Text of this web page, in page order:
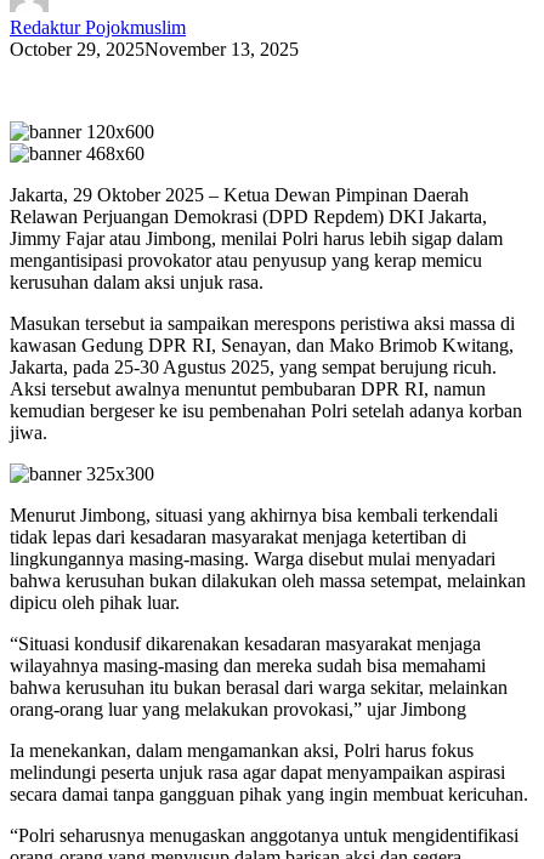
Redaktur Pojokmuslim
October 29, 2025November 13, 2025
Jakarta, 29 Oktober 2025 – Ketua Dewan Pimpinan Daerah
Relawan Perjuangan Demokrasi (DPD Repdem) DKI Jakarta,
Jimmy Fajar atau Jimbong, menilai Polri harus lebih sigap dalam
mengantisipasi provokator atau penyusup yang kerap memicu
kerusuhan dalam aksi unjuk rasa.
Masukan tersebut ia sampaikan merespons peristiwa aksi massa di
kawasan Gedung DPR RI, Senayan, dan Mako Brimob Kwitang,
Jakarta, pada 25-30 Agustus 2025, yang sempat berujung ricuh.
Aksi tersebut awalnya menuntut pembubaran DPR RI, namun
kemudian bergeser ke isu pembenahan Polri setelah adanya korban
jiwa.
Menurut Jimbong, situasi yang akhirnya bisa kembali terkendali
tidak lepas dari kesadaran masyarakat menjaga ketertiban di
lingkungannya masing-masing. Warga disebut mulai menyadari
bahwa kerusuhan bukan dilakukan oleh massa setempat, melainkan
dipicu oleh pihak luar.
“Situasi kondusif dikarenakan kesadaran masyarakat menjaga
wilayahnya masing-masing dan mereka sudah bisa memahami
bahwa kerusuhan itu bukan berasal dari warga sekitar, melainkan
orang-orang luar yang melakukan provokasi,” ujar Jimbong
Ia menekankan, dalam mengamankan aksi, Polri harus fokus
melindungi peserta unjuk rasa agar dapat menyampaikan aspirasi
secara damai tanpa gangguan pihak yang ingin membuat kericuhan.
“Polri seharusnya menugaskan anggotanya untuk mengidentifikasi